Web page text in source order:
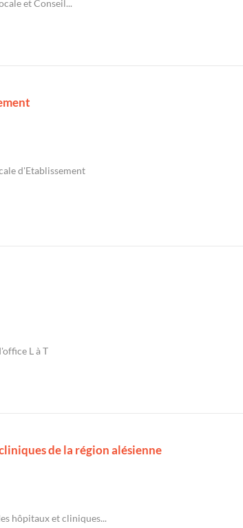
et Conseil...
d'Etablissement
L à T
de la région alésienne
hôpitaux et cliniques...